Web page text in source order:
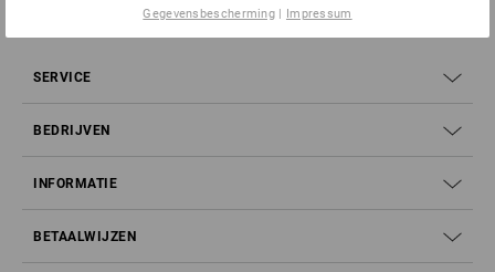
SERVICE
BEDRIJVEN
INFORMATIE
BETAALWIJZEN
Gegevensbescherming | Impressum